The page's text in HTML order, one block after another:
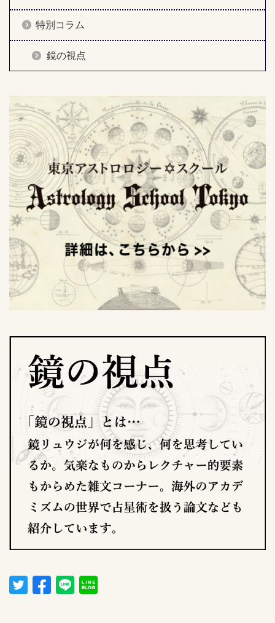
特別コラム
鏡の視点